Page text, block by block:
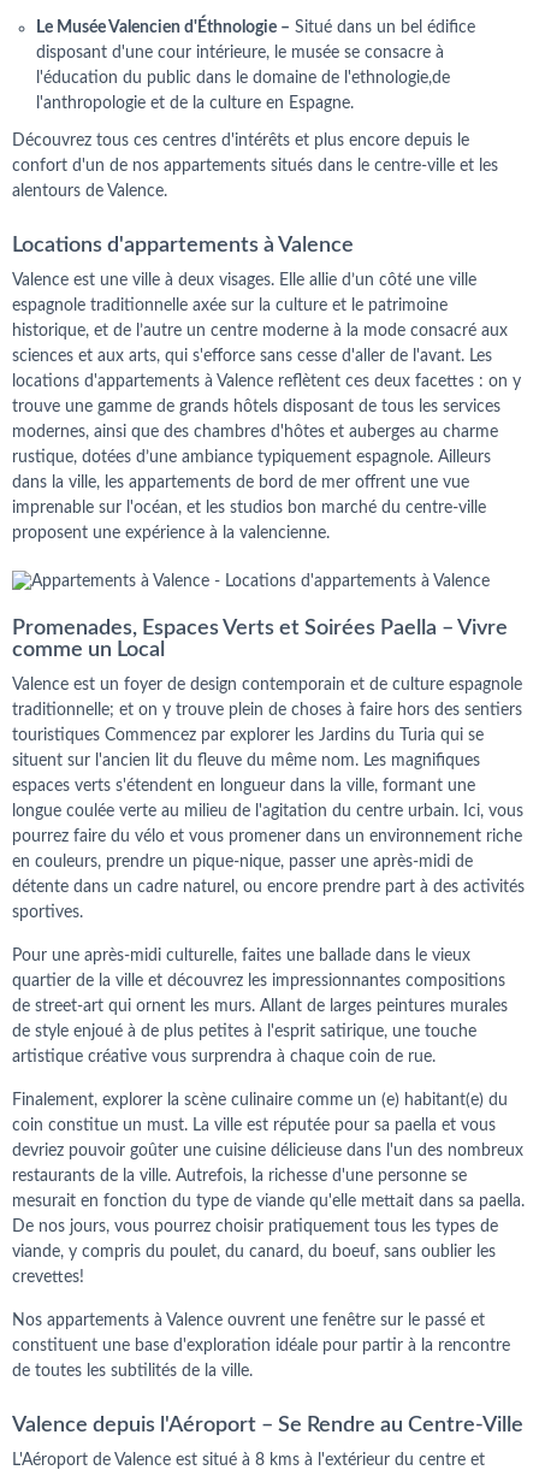
Le Musée Valencien d'Éthnologie – Situé dans un bel édifice
disposant d'une cour intérieure, le musée se consacre à
l'éducation du public dans le domaine de l'ethnologie,de
l'anthropologie et de la culture en Espagne.
Découvrez tous ces centres d'intérêts et plus encore depuis le
confort d'un de nos appartements situés dans le centre-ville et les
alentours de Valence.
Locations d'appartements à Valence
Valence est une ville à deux visages. Elle allie d’un côté une ville
espagnole traditionnelle axée sur la culture et le patrimoine
historique, et de l’autre un centre moderne à la mode consacré aux
sciences et aux arts, qui s'efforce sans cesse d'aller de l'avant. Les
locations d'appartements à Valence reflètent ces deux facettes : on y
trouve une gamme de grands hôtels disposant de tous les services
modernes, ainsi que des chambres d'hôtes et auberges au charme
rustique, dotées d’une ambiance typiquement espagnole. Ailleurs
dans la ville, les appartements de bord de mer offrent une vue
imprenable sur l'océan, et les studios bon marché du centre-ville
proposent une expérience à la valencienne.
Promenades, Espaces Verts et Soirées Paella – Vivre
comme un Local
Valence est un foyer de design contemporain et de culture espagnole
traditionnelle; et on y trouve plein de choses à faire hors des sentiers
touristiques Commencez par explorer les Jardins du Turia qui se
situent sur l'ancien lit du fleuve du même nom. Les magnifiques
espaces verts s'étendent en longueur dans la ville, formant une
longue coulée verte au milieu de l'agitation du centre urbain. Ici, vous
pourrez faire du vélo et vous promener dans un environnement riche
en couleurs, prendre un pique-nique, passer une après-midi de
détente dans un cadre naturel, ou encore prendre part à des activités
sportives.
Pour une après-midi culturelle, faites une ballade dans le vieux
quartier de la ville et découvrez les impressionnantes compositions
de street-art qui ornent les murs. Allant de larges peintures murales
de style enjoué à de plus petites à l'esprit satirique, une touche
artistique créative vous surprendra à chaque coin de rue.
Finalement, explorer la scène culinaire comme un (e) habitant(e) du
coin constitue un must. La ville est réputée pour sa paella et vous
devriez pouvoir goûter une cuisine délicieuse dans l'un des nombreux
restaurants de la ville. Autrefois, la richesse d'une personne se
mesurait en fonction du type de viande qu'elle mettait dans sa paella.
De nos jours, vous pourrez choisir pratiquement tous les types de
viande, y compris du poulet, du canard, du boeuf, sans oublier les
crevettes!
Nos appartements à Valence ouvrent une fenêtre sur le passé et
constituent une base d'exploration idéale pour partir à la rencontre
de toutes les subtilités de la ville.
Valence depuis l'Aéroport – Se Rendre au Centre-Ville
L'Aéroport de Valence est situé à 8 kms à l'extérieur du centre et